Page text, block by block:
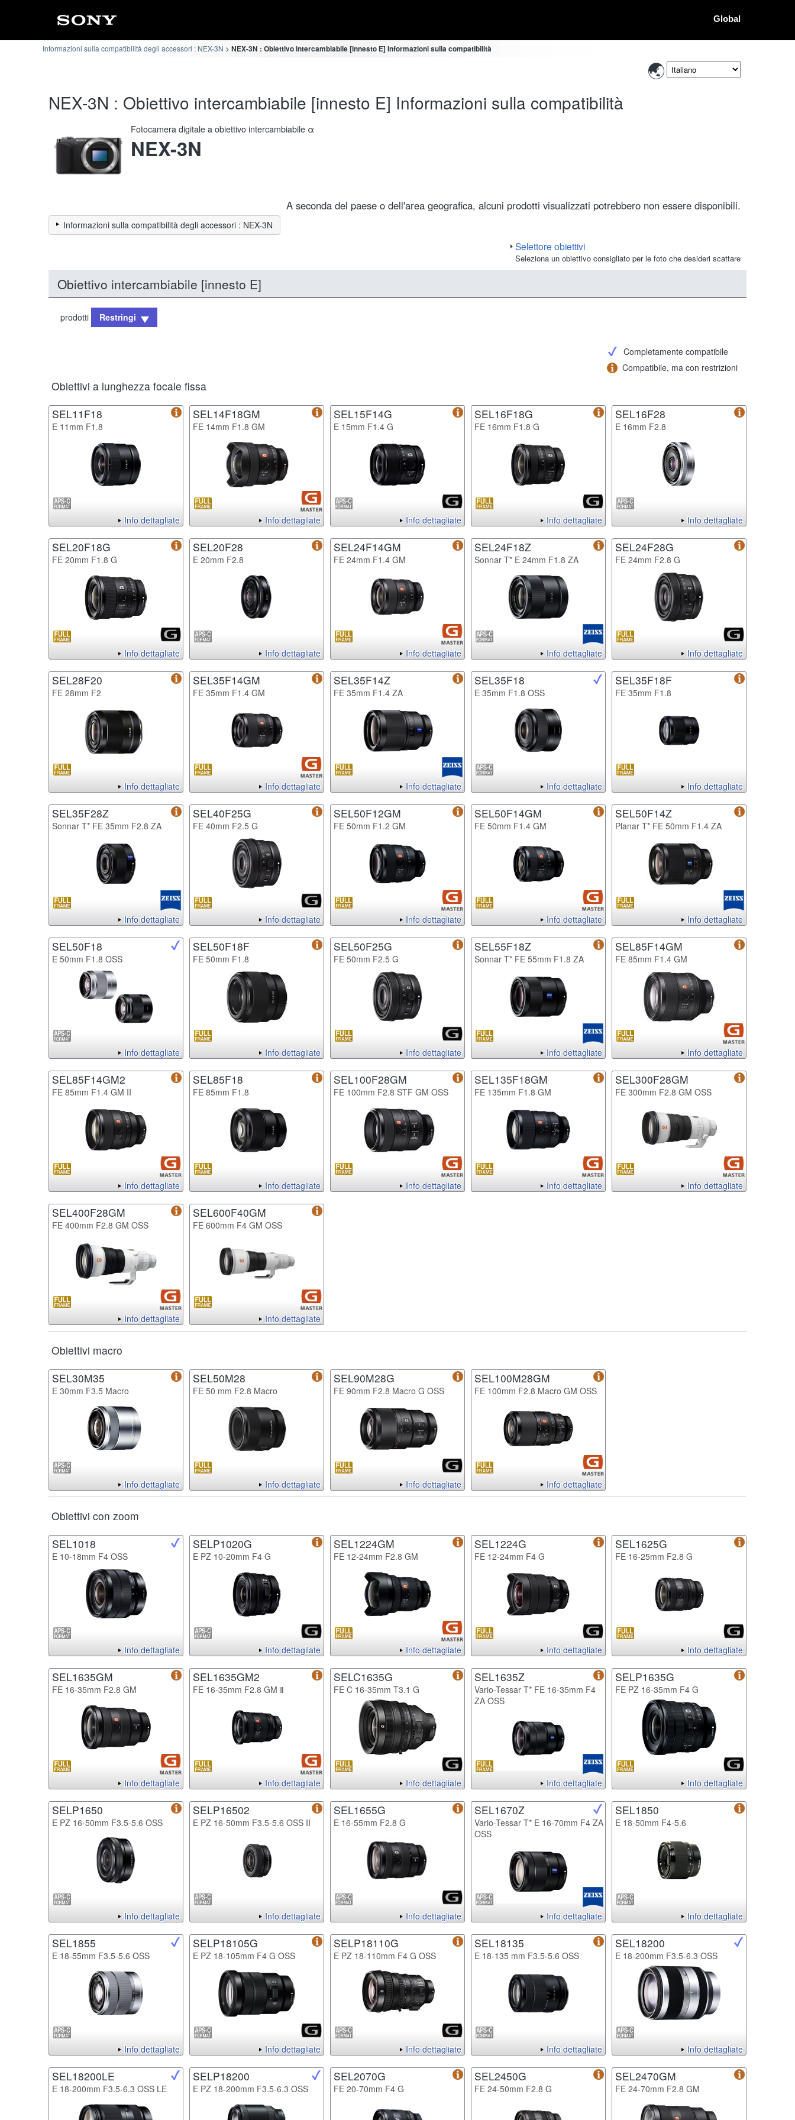
Global
Informazioni sulla compatibilità degli accessori : NEX-3N NEX-3N : Obiettivo intercambiabile [innesto E] Informazioni sulla compatibilità
NEX-3N : Obiettivo intercambiabile [innesto E] Informazioni sulla compatibilità
Fotocamera digitale a obiettivo intercambiabile α
NEX-3N
A seconda del paese o dell'area geografica, alcuni prodotti visualizzati potrebbero non essere disponibili.
Informazioni sulla compatibilità degli accessori : NEX-3N
Selettore obiettivi
Seleziona un obiettivo consigliato per le foto che desideri scattare
Obiettivo intercambiabile [innesto E]
prodotti Restringi
Completamente compatibile
Compatibile, ma con restrizioni
Obiettivi a lunghezza focale fissa
SEL11F18
E 11mm F1.8
Info dettagliate
SEL14F18GM
FE 14mm F1.8 GM
Info dettagliate
SEL15F14G
E 15mm F1.4 G
Info dettagliate
SEL16F18G
FE 16mm F1.8 G
Info dettagliate
SEL16F28
E 16mm F2.8
Info dettagliate
SEL20F18G
FE 20mm F1.8 G
Info dettagliate
SEL20F28
E 20mm F2.8
Info dettagliate
SEL24F14GM
FE 24mm F1.4 GM
Info dettagliate
SEL24F18Z
Sonnar T* E 24mm F1.8 ZA
Info dettagliate
SEL24F28G
FE 24mm F2.8 G
Info dettagliate
SEL28F20
FE 28mm F2
Info dettagliate
SEL35F14GM
FE 35mm F1.4 GM
Info dettagliate
SEL35F14Z
FE 35mm F1.4 ZA
Info dettagliate
SEL35F18
E 35mm F1.8 OSS
Info dettagliate
SEL35F18F
FE 35mm F1.8
Info dettagliate
SEL35F28Z
Sonnar T* FE 35mm F2.8 ZA
Info dettagliate
SEL40F25G
FE 40mm F2.5 G
Info dettagliate
SEL50F12GM
FE 50mm F1.2 GM
Info dettagliate
SEL50F14GM
FE 50mm F1.4 GM
Info dettagliate
SEL50F14Z
Planar T* FE 50mm F1.4 ZA
Info dettagliate
SEL50F18
E 50mm F1.8 OSS
Info dettagliate
SEL50F18F
FE 50mm F1.8
Info dettagliate
SEL50F25G
FE 50mm F2.5 G
Info dettagliate
SEL55F18Z
Sonnar T* FE 55mm F1.8 ZA
Info dettagliate
SEL85F14GM
FE 85mm F1.4 GM
Info dettagliate
SEL85F14GM2
FE 85mm F1.4 GM II
Info dettagliate
SEL85F18
FE 85mm F1.8
Info dettagliate
SEL100F28GM
FE 100mm F2.8 STF GM OSS
Info dettagliate
SEL135F18GM
FE 135mm F1.8 GM
Info dettagliate
SEL300F28GM
FE 300mm F2.8 GM OSS
Info dettagliate
SEL400F28GM
FE 400mm F2.8 GM OSS
Info dettagliate
SEL600F40GM
FE 600mm F4 GM OSS
Info dettagliate
Obiettivi macro
SEL30M35
E 30mm F3.5 Macro
Info dettagliate
SEL50M28
FE 50 mm F2.8 Macro
Info dettagliate
SEL90M28G
FE 90mm F2.8 Macro G OSS
Info dettagliate
SEL100M28GM
FE 100mm F2.8 Macro GM OSS
Info dettagliate
Obiettivi con zoom
SEL1018
E 10-18mm F4 OSS
Info dettagliate
SELP1020G
E PZ 10-20mm F4 G
Info dettagliate
SEL1224GM
FE 12-24mm F2.8 GM
Info dettagliate
SEL1224G
FE 12-24mm F4 G
Info dettagliate
SEL1625G
FE 16-25mm F2.8 G
Info dettagliate
SEL1635GM
FE 16-35mm F2.8 GM
Info dettagliate
SEL1635GM2
FE 16-35mm F2.8 GM Ⅱ
Info dettagliate
SELC1635G
FE C 16-35mm T3.1 G
Info dettagliate
SEL1635Z
Vario-Tessar T* FE 16-35mm F4
ZA OSS
Info dettagliate
SELP1635G
FE PZ 16-35mm F4 G
Info dettagliate
SELP1650
E PZ 16-50mm F3.5-5.6 OSS
Info dettagliate
SELP16502
E PZ 16-50mm F3.5-5.6 OSS II
Info dettagliate
SEL1655G
E 16-55mm F2.8 G
Info dettagliate
SEL1670Z
Vario-Tessar T* E 16-70mm F4 ZA
OSS
Info dettagliate
SEL1850
E 18-50mm F4-5.6
Info dettagliate
SEL1855
E 18-55mm F3.5-5.6 OSS
Info dettagliate
SELP18105G
E PZ 18-105mm F4 G OSS
Info dettagliate
SELP18110G
E PZ 18-110mm F4 G OSS
Info dettagliate
SEL18135
E 18-135 mm F3.5-5.6 OSS
Info dettagliate
SEL18200
E 18-200mm F3.5-6.3 OSS
Info dettagliate
SEL18200LE
E 18-200mm F3.5-6.3 OSS LE
SELP18200
E PZ 18-200mm F3.5-6.3 OSS
SEL2070G
FE 20-70mm F4 G
SEL2450G
FE 24-50mm F2.8 G
SEL2470GM
FE 24-70mm F2.8 GM